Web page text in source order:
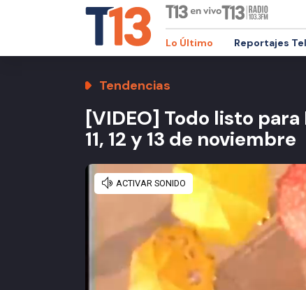
Lo Último Reportajes
Tendencias
[VIDEO] Todo listo
11, 12 y 13 de noviembre